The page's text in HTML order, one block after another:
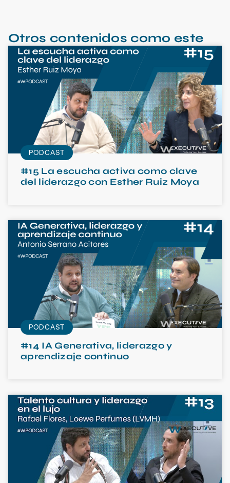
Otros contenidos como este
PODCAST
#15 La escucha activa como clave
del liderazgo con Esther Ruiz Moya
PODCAST
#14 IA Generativa, liderazgo y
aprendizaje continuo